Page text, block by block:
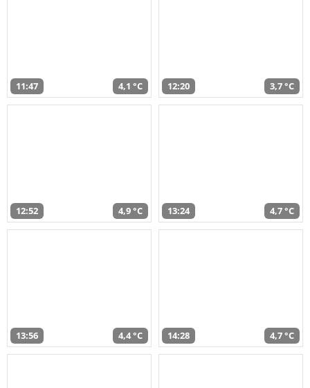
11:47 4,1 °C 12:20 3,7 °C
12:52 4,9 °C 13:24 4,7 °C
13:56 4,4 °C 14:28 4,7 °C